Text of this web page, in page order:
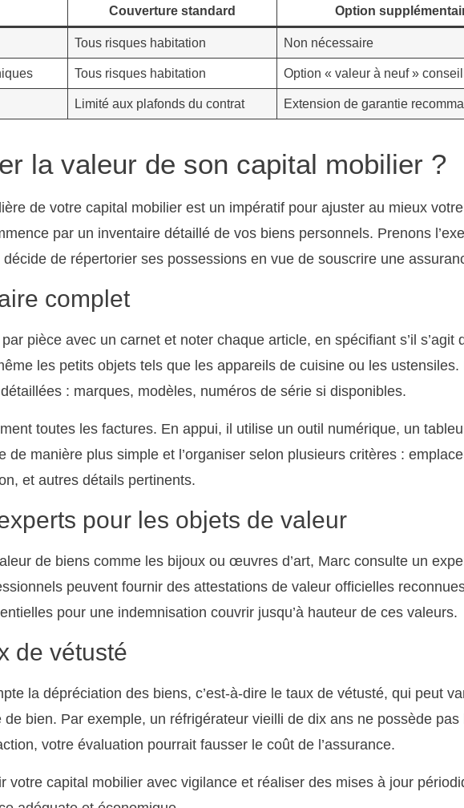
Couverture standard Option
Tous risques habitation Non nécessaire
Tous risques habitation Option « valeur à neuf »
Limité aux plafonds du contrat Extension de garantie
la valeur de son capital mobilier ?
de votre capital mobilier est un impératif pour ajuster au mieux
par un inventaire détaillé de vos biens personnels. Prenons
de répertorier ses possessions en vue de souscrire une
complet
pièce avec un carnet et noter chaque article, en spécifiant s’il s’agit
les petits objets tels que les appareils de cuisine ou les ustensiles.
: marques, modèles, numéros de série si disponibles.
toutes les factures. En appui, il utilise un outil numérique, un
de manière plus simple et l’organiser selon plusieurs critères :
et autres détails pertinents.
pour les objets de valeur
de biens comme les bijoux ou œuvres d’art, Marc consulte un
peuvent fournir des attestations de valeur officielles
pour une indemnisation couvrir jusqu’à hauteur de ces valeurs.
de vétusté
la dépréciation des biens, c’est-à-dire le taux de vétusté, qui peut
bien. Par exemple, un réfrigérateur vieilli de dix ans ne possède
votre évaluation pourrait fausser le coût de l’assurance.
votre capital mobilier avec vigilance et réaliser des mises à jour